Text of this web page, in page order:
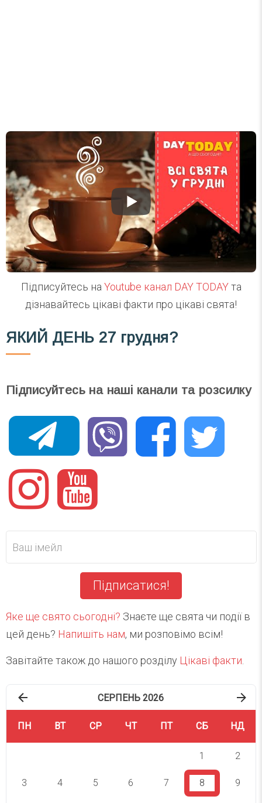
Підписуйтесь на Youtube канал DAY TODAYта
дізнавайтесь цікаві факти про цікаві свята!
ЯКИЙ ДЕНЬ 27 грудня?
Підписуйтесь на наші канали та розсилку
Підписатися!
Яке ще свято сьогодні? Знаєте ще свята чи події в
цей день? Напишіть нам, ми розповімо всім!
Завітайте також до нашого розділу Цікаві факти
СЕРПЕНЬ 2026
ПН ВТ СР ЧТ ПТ СБ НД
1 2
3 4 5 6 7 8 9